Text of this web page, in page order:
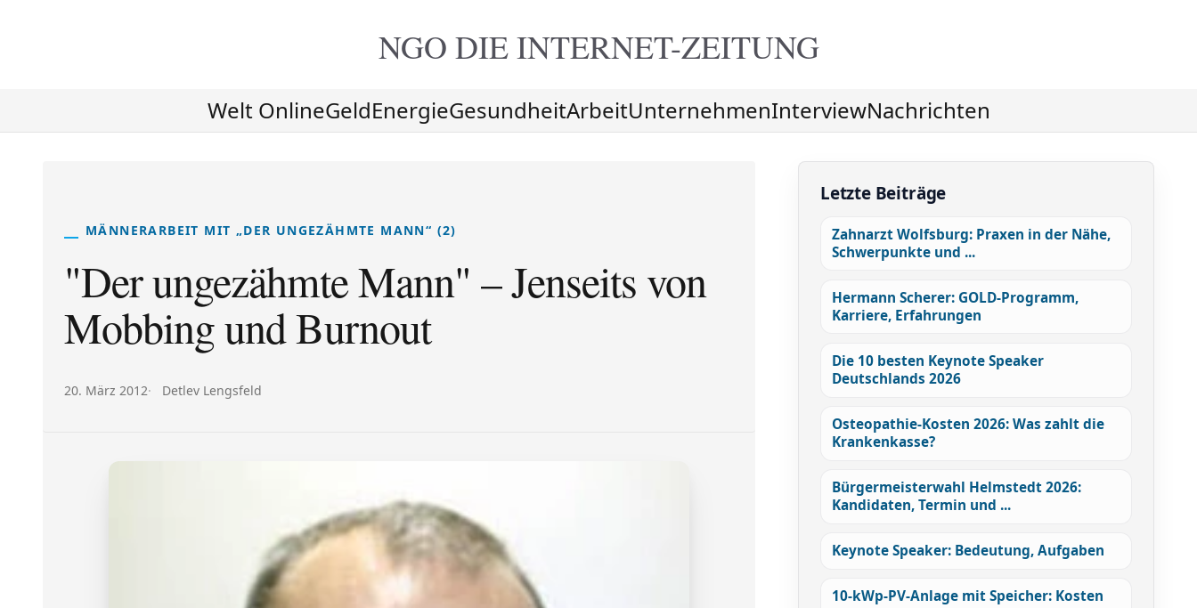
NGO DIEINTERNET-ZEITUNG
Welt OnlineGeldEnergieGesundheitArbeitUnternehmenInterviewNachrichten
MÄNNERARBEIT MIT „DER UNGEZÄHMTE MANN“ (2)
"Der ungezähmte Mann" – Jenseits von
Mobbing und Burnout
Veröffentlicht am:
20. März 2012 Autor:
Detlev Lengsfeld
Letzte Beiträge
Zahnarzt Wolfsburg: Praxen in der Nähe,
Schwerpunkte und ...
Hermann Scherer: GOLD-Programm,
Karriere, Erfahrungen
Die 10 besten Keynote Speaker
Deutschlands 2026
Osteopathie-Kosten 2026: Was zahlt die
Krankenkasse?
Bürgermeisterwahl Helmstedt 2026:
Kandidaten, Termin und ...
Keynote Speaker: Bedeutung, Aufgaben
10-kWp-PV-Anlage mit Speicher: Kosten